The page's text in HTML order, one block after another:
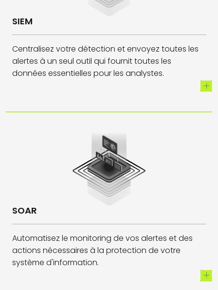
SIEM
Centralisez votre détection et envoyez toutes les
alertes à un seul outil qui fournit toutes les
données essentielles pour les analystes.
SOAR
Automatisez le monitoring de vos alertes et des
actions nécessaires à la protection de votre
système d'information.